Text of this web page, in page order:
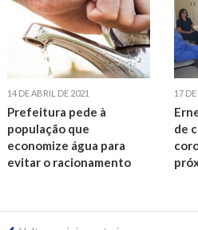
14 DE ABRIL DE 2021
Prefeitura pede à
população que
economize água para
evitar o racionamento
17
de